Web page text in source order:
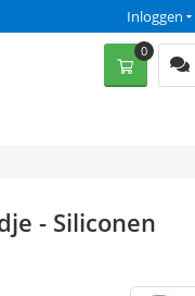
Inloggen
0
- Siliconen